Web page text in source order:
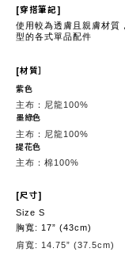
[穿搭筆記]
使用較為透膚且親膚材質
型的各式單品配件
[材質］
紫色
主布：尼龍 100%
墨綠色
主布：尼龍 100%
提花色
主布：棉100%
[尺寸]
Size S
胸寬: 17” (43cm)
肩寬: 14.75” (37.5cm)